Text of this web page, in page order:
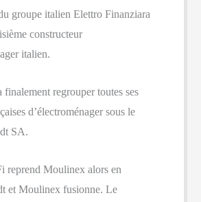
groupe italien Elettro Finanziara
constructeur
italien.
finalement regrouper toutes ses
d’électroménager sous le
SA.
reprend Moulinex alors en
et Moulinex fusionne. Le